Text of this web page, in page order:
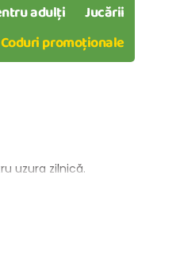
adulți
Jucării
Coduri promoționale
uzura zilnică.